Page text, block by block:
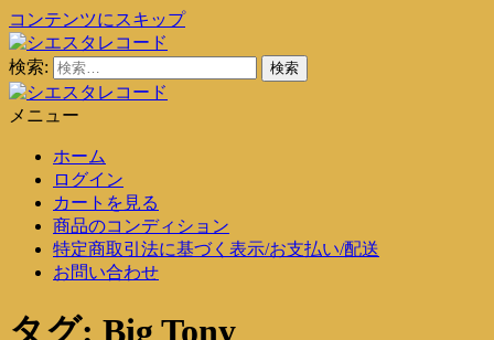
コンテンツにスキップ
シエスタレコード
中古レコード通販
検索:
メニュー
ホーム
ログイン
カートを見る
商品のコンディション
特定商取引法に基づく表示/お支払い/配送
お問い合わせ
タグ: Big Tony